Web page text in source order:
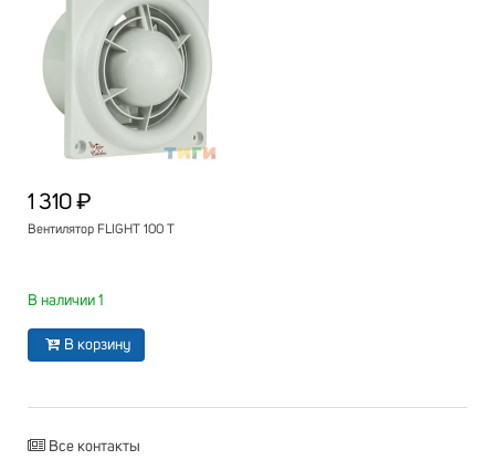
1 310 ₽
Вентилятор FLIGHT 100 Т
В наличии 1
В корзину
Все контакты